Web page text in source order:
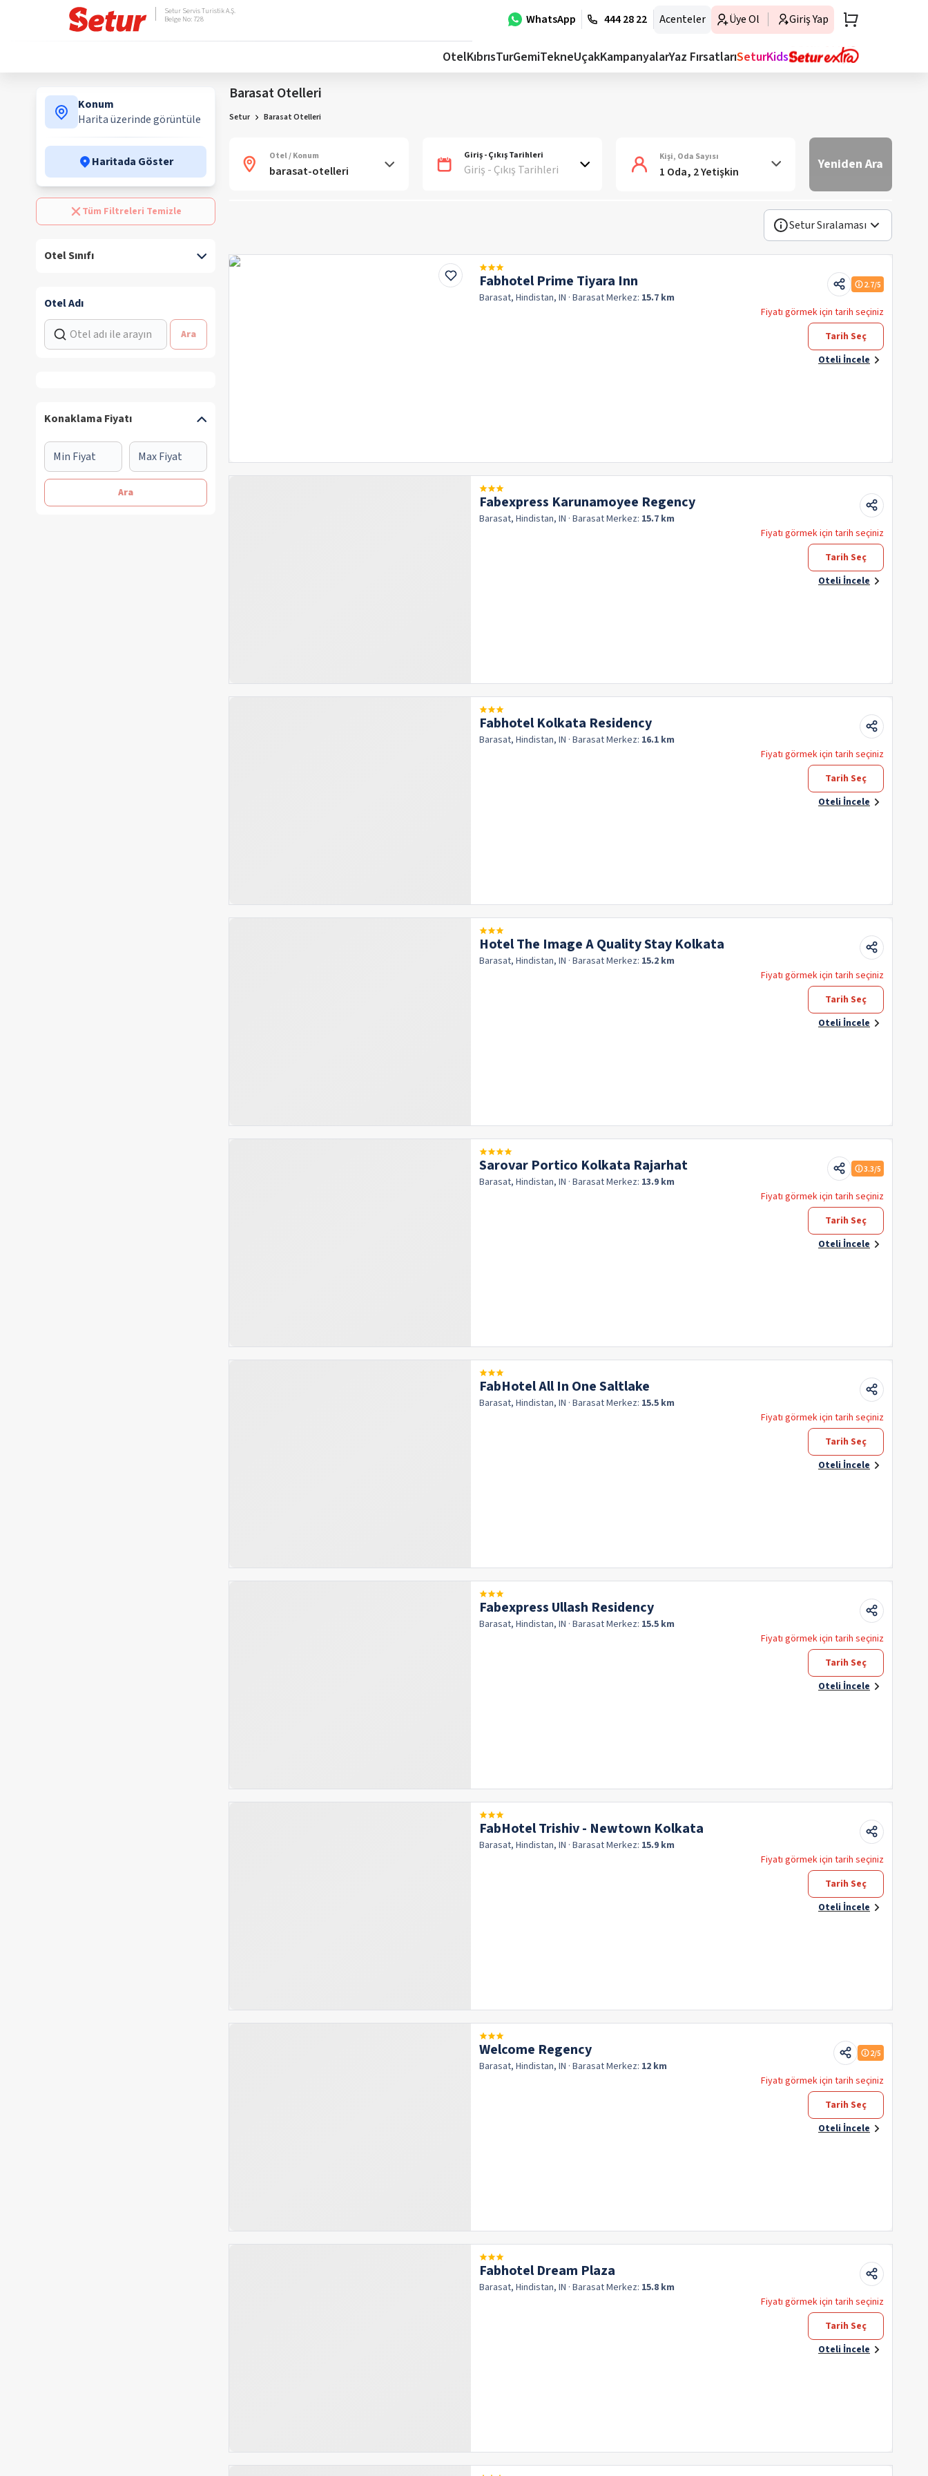
WhatsApp 444 28 22 Acenteler Üye Ol Giriş Yap
Setur Servis Turistik A.Ş.
Belge No: 728
OtelKıbrısTurGemiTekneUçakKampanyalarYaz FırsatlarıSeturKids
Konum
Harita üzerinde görüntüle
Haritada Göster
Tüm Filtreleri Temizle
Otel Sınıfı
Otel Adı
Ara
Konaklama Fiyatı
Ara
Barasat Otelleri
Setur Barasat Otelleri
Otel / Konum Giriş - Çıkış Tarihleri
Giriş - Çıkış Tarihleri
Kişi, Oda Sayısı
1 Oda, 2 Yetişkin Yeniden Ara
Setur Sıralaması
Fabhotel Prime Tiyara Inn
Barasat, Hindistan, IN · BarasatMerkez: 15.7 km
2.7/5
Fiyatı görmek için tarih seçiniz
Tarih Seç
Oteli İncele
Fabexpress Karunamoyee Regency
Barasat, Hindistan, IN · BarasatMerkez: 15.7 km
Fiyatı görmek için tarih seçiniz
Tarih Seç
Oteli İncele
Fabhotel Kolkata Residency
Barasat, Hindistan, IN · BarasatMerkez: 16.1 km
Fiyatı görmek için tarih seçiniz
Tarih Seç
Oteli İncele
Hotel The Image A Quality Stay Kolkata
Barasat, Hindistan, IN · BarasatMerkez: 15.2 km
Fiyatı görmek için tarih seçiniz
Tarih Seç
Oteli İncele
Sarovar Portico Kolkata Rajarhat
Barasat, Hindistan, IN · BarasatMerkez: 13.9 km
3.3/5
Fiyatı görmek için tarih seçiniz
Tarih Seç
Oteli İncele
FabHotel All In One Saltlake
Barasat, Hindistan, IN · BarasatMerkez: 15.5 km
Fiyatı görmek için tarih seçiniz
Tarih Seç
Oteli İncele
Fabexpress Ullash Residency
Barasat, Hindistan, IN · BarasatMerkez: 15.5 km
Fiyatı görmek için tarih seçiniz
Tarih Seç
Oteli İncele
FabHotel Trishiv - Newtown Kolkata
Barasat, Hindistan, IN · BarasatMerkez: 15.9 km
Fiyatı görmek için tarih seçiniz
Tarih Seç
Oteli İncele
Welcome Regency
Barasat, Hindistan, IN · BarasatMerkez: 12 km
2/5
Fiyatı görmek için tarih seçiniz
Tarih Seç
Oteli İncele
Fabhotel Dream Plaza
Barasat, Hindistan, IN · BarasatMerkez: 15.8 km
Fiyatı görmek için tarih seçiniz
Tarih Seç
Oteli İncele